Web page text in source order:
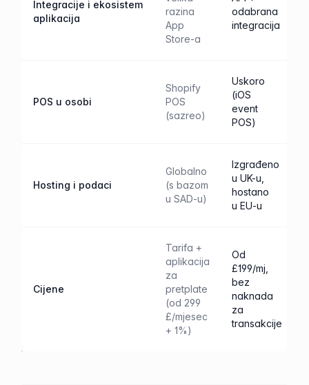
Integracije i ekosistem
aplikacija
razina
App
Store-a
odabrana
integracija
POS u osobi
Shopify
POS
(sazreo)
Uskoro
(iOS
event
POS)
Hosting i podaci
Globalno
(s bazom
u SAD-u)
Izgrađeno
u UK-u,
hostano
u EU-u
Cijene
Tarifa +
aplikacija
za
pretplate
(od 299
£/mjesec
+ 1%)
Od
£199/mj,
bez
naknada
za
transakcije